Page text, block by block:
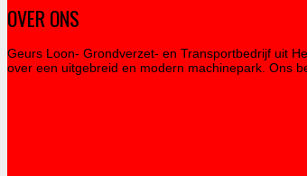
OVER ONS
Geurs Loon- Grondverzet- en Transportbedrijf uit
over een uitgebreid en modern machinepark. Ons